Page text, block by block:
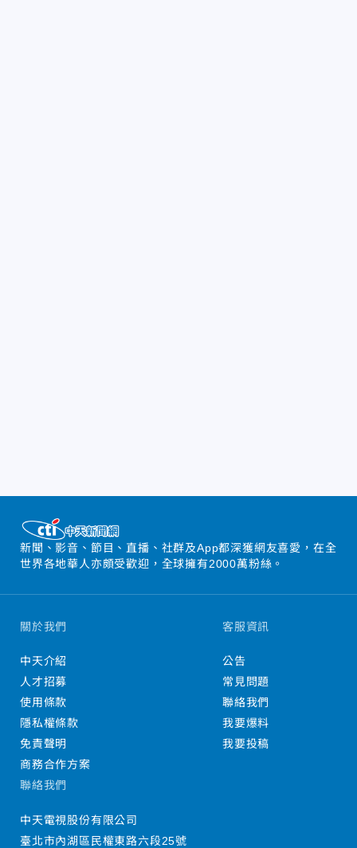
新聞、影音、節目、直播、社群及App都深獲網友喜愛，在全
世界各地華人亦頗受歡迎，全球擁有2000萬粉絲。
關於我們
中天介紹
人才招募
使用條款
隱私權條款
免責聲明
商務合作方案
客服資訊
公告
常見問題
聯絡我們
我要爆料
我要投稿
聯絡我們
中天電視股份有限公司
臺北市內湖區民權東路六段25號